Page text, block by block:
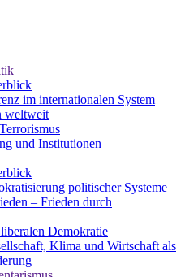
im internationalen System
weltweit
und Institutionen
politischer Systeme
– Frieden durch
Demokratie
Klima und Wirtschaft als